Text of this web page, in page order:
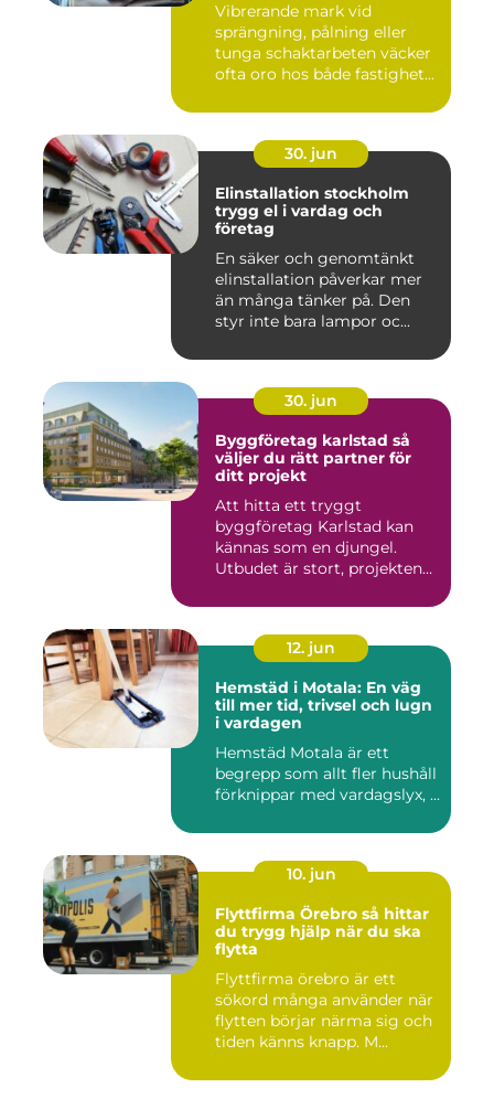
Vibrerande mark vid
sprängning, pålning eller
tunga schaktarbeten väcker
ofta oro hos både fastighet...
30. jun
Elinstallation stockholm
trygg el i vardag och
företag
En säker och genomtänkt
elinstallation påverkar mer
än många tänker på. Den
styr inte bara lampor oc...
30. jun
Byggföretag karlstad så
väljer du rätt partner för
ditt projekt
Att hitta ett tryggt
byggföretag Karlstad kan
kännas som en djungel.
Utbudet är stort, projekten
12. jun
Hemstäd i Motala: En väg
till mer tid, trivsel och lugn
i vardagen
Hemstäd Motala är ett
begrepp som allt fler hushåll
förknippar med vardagslyx, ...
10. jun
Flyttfirma Örebro så hittar
du trygg hjälp när du ska
flytta
Flyttfirma örebro är ett
sökord många använder när
flytten börjar närma sig och
tiden känns knapp. M...